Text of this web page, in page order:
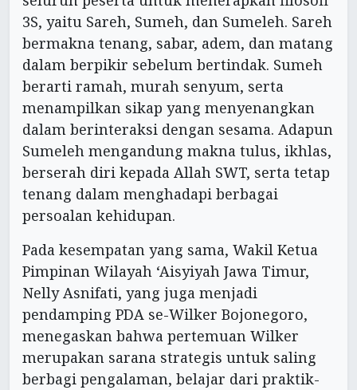
3S, yaitu Sareh, Sumeh, dan Sumeleh. Sareh
bermakna tenang, sabar, adem, dan matang
dalam berpikir sebelum bertindak. Sumeh
berarti ramah, murah senyum, serta
menampilkan sikap yang menyenangkan
dalam berinteraksi dengan sesama. Adapun
Sumeleh mengandung makna tulus, ikhlas,
berserah diri kepada Allah SWT, serta tetap
tenang dalam menghadapi berbagai
persoalan kehidupan.
Pada kesempatan yang sama, Wakil Ketua
Pimpinan Wilayah ‘Aisyiyah Jawa Timur,
Nelly Asnifati, yang juga menjadi
pendamping PDA se-Wilker Bojonegoro,
menegaskan bahwa pertemuan Wilker
merupakan sarana strategis untuk saling
berbagi pengalaman, belajar dari praktik-